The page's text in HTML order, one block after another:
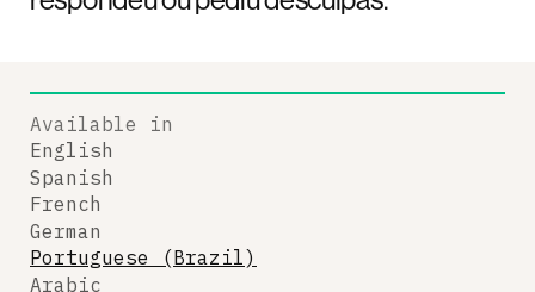
Available in
English
Spanish
French
German
Portuguese (Brazil)
Arabic